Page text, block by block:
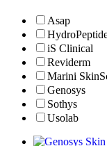
Asap
iS Clinical
Reviderm
Marini
Genosys
Sothys
Usolab